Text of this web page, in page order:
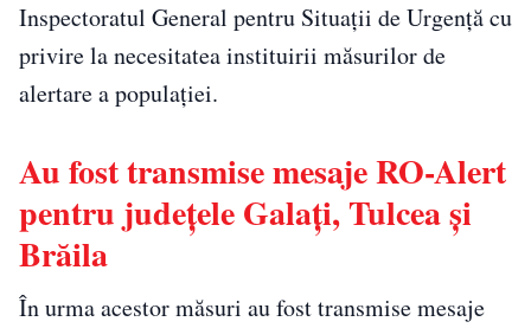
Inspectoratul General pentru Situaţii de Urgenţă cu
privire la necesitatea instituirii măsurilor de
alertare a populaţiei.
Au fost transmise mesaje RO-Alert
pentru judeţele Galaţi, Tulcea şi
Brăila
În urma acestor măsuri au fost transmise mesaje